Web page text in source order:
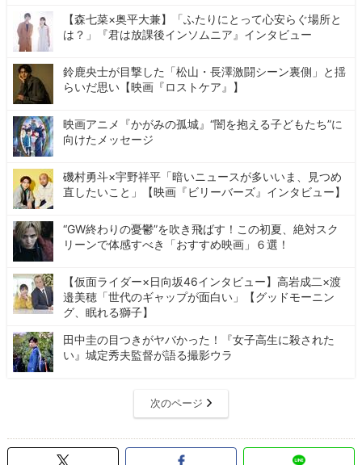
【森七菜×奥平大兼】「ふたりにとって心安らぐ場所と
は？」『君は放課後インソムニア』インタビュー
鈴鹿央士が目撃した「松山・長澤激闘シーン裏側」と揺
らいだ思い【映画『ロストケア』】
映画アニメ『かがみの孤城』“闇を抱える子どもたち”に
向けたメッセージ
磯村勇斗×宇野祥平「暗いニュースが多いいま、見つめ
直したいこと」【映画『ビリーバーズ』インタビュー】
“GW終わりの憂鬱”を吹き飛ばす！この初夏、絶対スク
リーンで体感すべき「おすすめ映画」６選！
【仮面ライダー×日向坂46インタビュー】高岩成二×渡
邉美穂「世代のギャップが面白い」【グッドモーニン
グ、眠れる獅子】
田中圭の目つきがヤバかった！『女子高生に殺された
い』城定秀夫監督が語る撮影ウラ
次のページ